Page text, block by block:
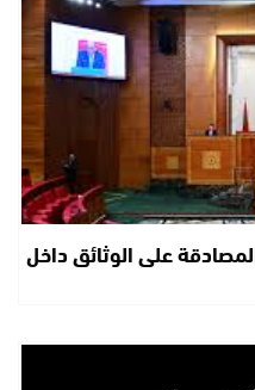
على الوثائق داخل